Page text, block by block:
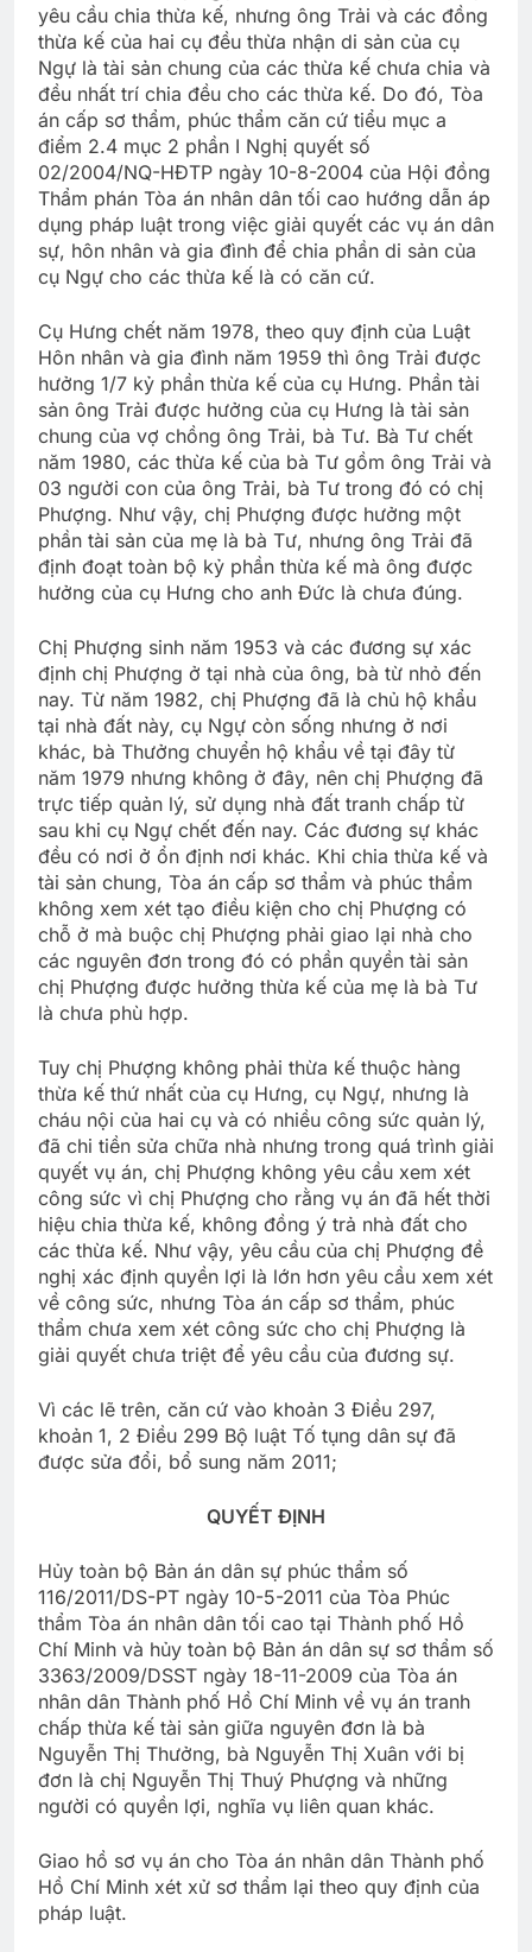
yêu cầu chia thừa kế, nhưng ông Trải và các đồng
thừa kế của hai cụ đều thừa nhận di sản của cụ
Ngự là tài sản chung của các thừa kế chưa chia và
đều nhất trí chia đều cho các thừa kế. Do đó, Tòa
án cấp sơ thẩm, phúc thẩm căn cứ tiểu mục a
điểm 2.4 mục 2 phần I Nghị quyết số
02/2004/NQ-HĐTP ngày 10-8-2004 của Hội đồng
Thẩm phán Tòa án nhân dân tối cao hướng dẫn áp
dụng pháp luật trong việc giải quyết các vụ án dân
sự, hôn nhân và gia đình để chia phần di sản của
cụ Ngự cho các thừa kế là có căn cứ.
Cụ Hưng chết năm 1978, theo quy định của Luật
Hôn nhân và gia đình năm 1959 thì ông Trải được
hưởng 1/7 kỷ phần thừa kế của cụ Hưng. Phần tài
sản ông Trải được hưởng của cụ Hưng là tài sản
chung của vợ chồng ông Trải, bà Tư. Bà Tư chết
năm 1980, các thừa kế của bà Tư gồm ông Trải và
03 người con của ông Trải, bà Tư trong đó có chị
Phượng. Như vậy, chị Phượng được hưởng một
phần tài sản của mẹ là bà Tư, nhưng ông Trải đã
định đoạt toàn bộ kỷ phần thừa kế mà ông được
hưởng của cụ Hưng cho anh Đức là chưa đúng.
Chị Phượng sinh năm 1953 và các đương sự xác
định chị Phượng ở tại nhà của ông, bà từ nhỏ đến
nay. Từ năm 1982, chị Phượng đã là chủ hộ khẩu
tại nhà đất này, cụ Ngự còn sống nhưng ở nơi
khác, bà Thưởng chuyển hộ khẩu về tại đây từ
năm 1979 nhưng không ở đây, nên chị Phượng đã
trực tiếp quản lý, sử dụng nhà đất tranh chấp từ
sau khi cụ Ngự chết đến nay. Các đương sự khác
đều có nơi ở ổn định nơi khác. Khi chia thừa kế và
tài sản chung, Tòa án cấp sơ thẩm và phúc thẩm
không xem xét tạo điều kiện cho chị Phượng có
chỗ ở mà buộc chị Phượng phải giao lại nhà cho
các nguyên đơn trong đó có phần quyền tài sản
chị Phượng được hưởng thừa kế của mẹ là bà Tư
là chưa phù hợp.
Tuy chị Phượng không phải thừa kế thuộc hàng
thừa kế thứ nhất của cụ Hưng, cụ Ngự, nhưng là
cháu nội của hai cụ và có nhiều công sức quản lý,
đã chi tiền sửa chữa nhà nhưng trong quá trình giải
quyết vụ án, chị Phượng không yêu cầu xem xét
công sức vì chị Phượng cho rằng vụ án đã hết thời
hiệu chia thừa kế, không đồng ý trả nhà đất cho
các thừa kế. Như vậy, yêu cầu của chị Phượng đề
nghị xác định quyền lợi là lớn hơn yêu cầu xem xét
về công sức, nhưng Tòa án cấp sơ thẩm, phúc
thẩm chưa xem xét công sức cho chị Phượng là
giải quyết chưa triệt để yêu cầu của đương sự.
Vì các lẽ trên, căn cứ vào khoản 3 Điều 297,
khoản 1, 2 Điều 299 Bộ luật Tố tụng dân sự đã
được sửa đổi, bổ sung năm 2011;
QUYẾT ĐỊNH
Hủy toàn bộ Bản án dân sự phúc thẩm số
116/2011/DS-PT ngày 10-5-2011 của Tòa Phúc
thẩm Tòa án nhân dân tối cao tại Thành phố Hồ
Chí Minh và hủy toàn bộ Bản án dân sự sơ thẩm số
3363/2009/DSST ngày 18-11-2009 của Tòa án
nhân dân Thành phố Hồ Chí Minh về vụ án tranh
chấp thừa kế tài sản giữa nguyên đơn là bà
Nguyễn Thị Thưởng, bà Nguyễn Thị Xuân với bị
đơn là chị Nguyễn Thị Thuý Phượng và những
người có quyền lợi, nghĩa vụ liên quan khác.
Giao hồ sơ vụ án cho Tòa án nhân dân Thành phố
Hồ Chí Minh xét xử sơ thẩm lại theo quy định của
pháp luật.